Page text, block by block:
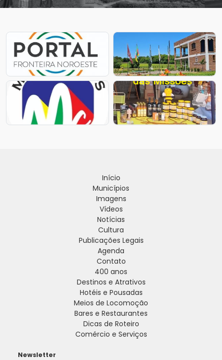
Início
Municípios
Imagens
Vídeos
Notícias
Cultura
Publicações Legais
Agenda
Contato
400 anos
Destinos e Atrativos
Hotéis e Pousadas
Meios de Locomoção
Bares e Restaurantes
Dicas de Roteiro
Comércio e Serviços
Newsletter